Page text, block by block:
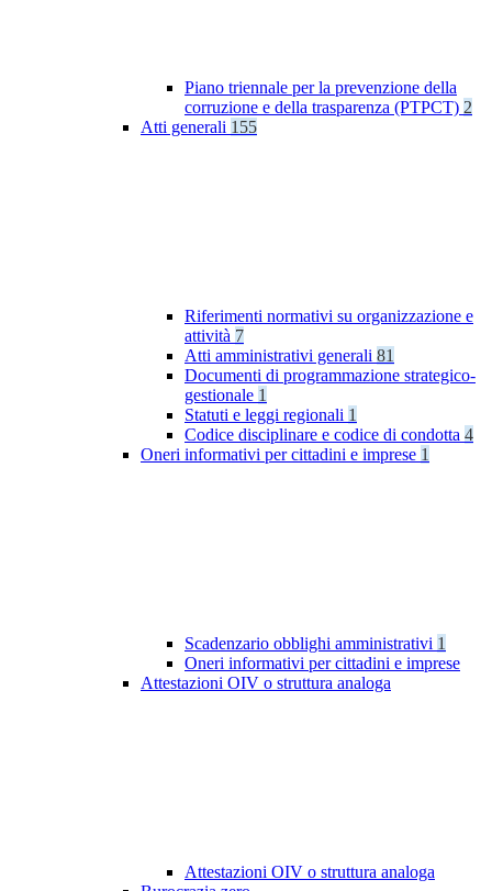
Piano triennale per la prevenzione della
corruzione e della trasparenza (PTPCT) 2
Atti generali 155
Riferimenti normativi su organizzazione e
attività 7
Atti amministrativi generali 81
Documenti di programmazione strategico-
gestionale 1
Statuti e leggi regionali 1
Codice disciplinare e codice di condotta 4
Oneri informativi per cittadini e imprese 1
Scadenzario obblighi amministrativi 1
Oneri informativi per cittadini e imprese
Attestazioni OIV o struttura analoga
Attestazioni OIV o struttura analoga